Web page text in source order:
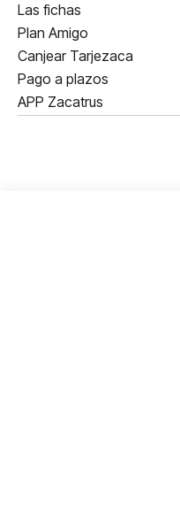
Las fichas
Plan Amigo
Canjear Tarjezaca
Pago a plazos
APP Zacatrus